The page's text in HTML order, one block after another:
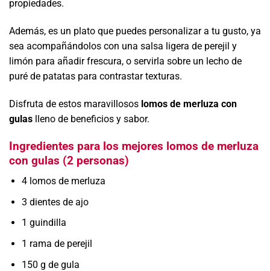
propiedades.
Además, es un plato que puedes personalizar a tu gusto, ya
sea acompañándolos con una salsa ligera de perejil y
limón para añadir frescura, o servirla sobre un lecho de
puré de patatas para contrastar texturas.
Disfruta de estos maravillosos lomos de merluza con
gulas lleno de beneficios y sabor.
Ingredientes para los mejores lomos de merluza
con gulas (2 personas)
4 lomos de merluza
3 dientes de ajo
1 guindilla
1 rama de perejil
150 g de gula